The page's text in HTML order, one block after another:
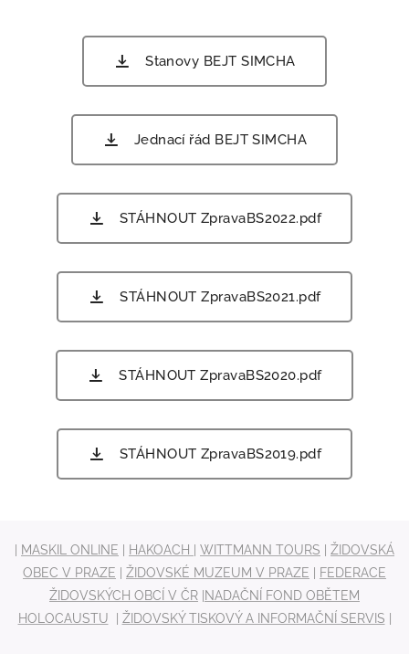
Stanovy BEJT SIMCHA
Jednací řád BEJT SIMCHA
STÁHNOUT ZpravaBS2022.pdf
STÁHNOUT ZpravaBS2021.pdf
STÁHNOUT ZpravaBS2020.pdf
STÁHNOUT ZpravaBS2019.pdf
MASKIL ONLINE HAKOACH WITTMANN TOURS
ŽIDOVSKÁ
OBEC V PRAZE
ŽIDOVSKÉ MUZEUM V PRAZE
FEDERACE
ŽIDOVSKÝCH OBCÍ V ČR NADAČNÍ FOND OBĚTEM
HOLOCAUSTU
ŽIDOVSKÝ TISKOVÝ A INFORMAČNÍ SERVIS